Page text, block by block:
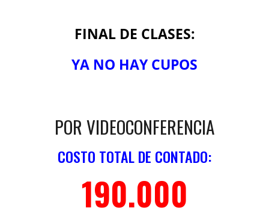
FINAL DE CLASES:
YA NO HAY CUPOS
POR VIDEOCONFERENCIA
COSTO TOTAL DE CONTADO:
190.000